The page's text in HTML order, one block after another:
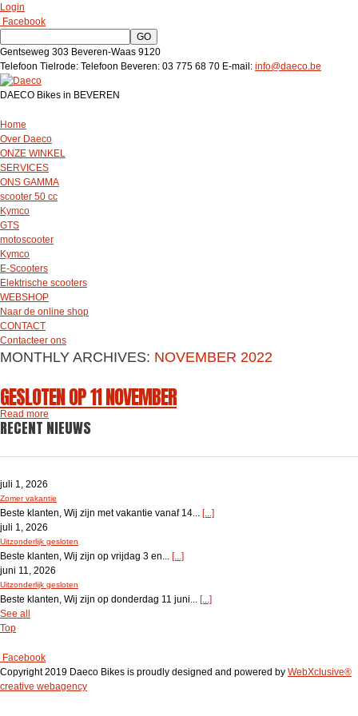
Login
Facebook
Gentseweg 303 Beveren-Waas 9120
Telefoon Tielrode: Telefoon Beveren: 03 775 68 70 E-mail: info@daeco.be
DAECO Bikes in BEVEREN
Home
Over Daeco
ONZE WINKEL
SERVICES
ONS GAMMA
scooter 50 cc
Kymco
GTS
motoscooter
Kymco
E-Scooters
Elektrische scooters
WEBSHOP
Naar de online shop
CONTACT
Contacteer ons
MONTHLY ARCHIVES: NOVEMBER 2022
GESLOTEN OP 11 NOVEMBER
Read more
RECENT NIEUWS
juli 1, 2026
Zomer vakantie
Beste klanten, Wij zijn met vakantie vanaf 14... [...]
juli 1, 2026
Uitzonderlijk gesloten
Beste klanten, Wij zijn op vrijdag 3 en... [...]
juni 11, 2026
Uitzonderlijk gesloten
Beste klanten, Wij zijn op donderdag 11 juni... [...]
See all
Top
Facebook
Copyright 2019 Daeco Bikes is proudly designed and powered by WebXclusive®
creative webagency